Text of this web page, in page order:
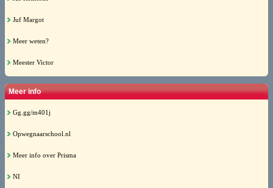
Juf Margot
Meer weten?
Meester Victor
Meer info
Gg.gg/m401j
Opwegnaarschool.nl
Meer info over Prisma
NI